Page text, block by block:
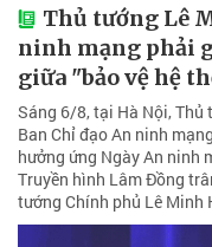
Thủ tướng Lê
ninh mạng phải
giữa "bảo vệ hệ
Sáng 6/8, tại Hà Nội, Thủ
Ban Chỉ đạo An ninh
hưởng ứng Ngày An ninh
Truyền hình Lâm Đồng
tướng Chính phủ Lê Minh